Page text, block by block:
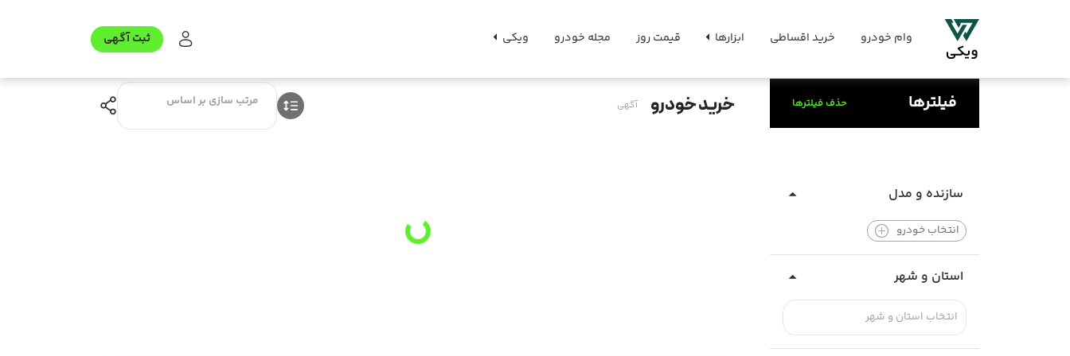
وام خودرو خرید اقساطی ابزارها قیمت روز مجله خودرو ویکی ثبت آگهی
فیلترها حذف فیلترها
سازنده و مدل
انتخاب خودرو
استان و شهر
انتخاب استان و شهر
خرید خودرو آگهی مرتب سازی بر اساس
g
.